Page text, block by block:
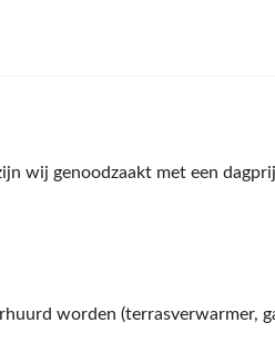
wij genoodzaakt met een
worden (terrasverwarmer,